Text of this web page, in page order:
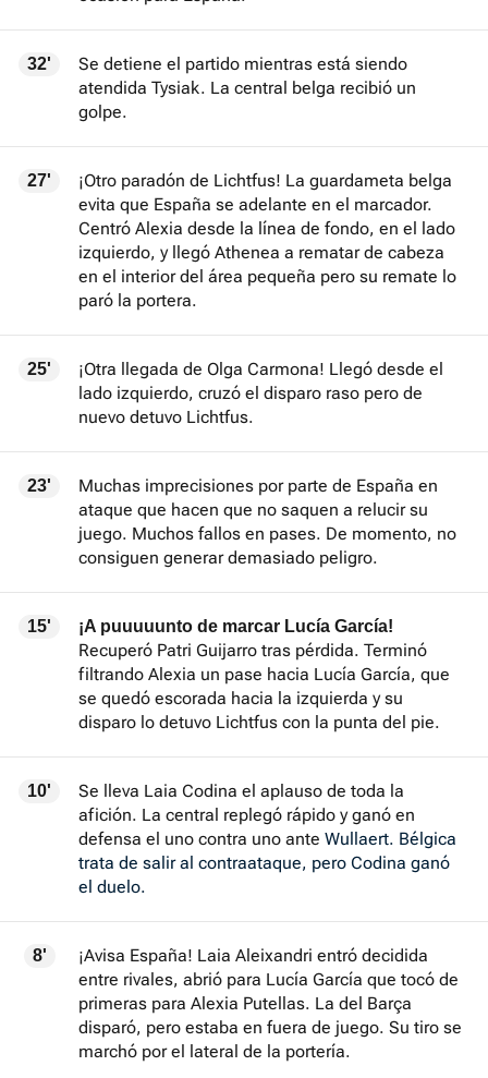
32'
Se detiene el partido mientras está siendo
atendida Tysiak. La central belga recibió un
golpe.
27'
¡Otro paradón de Lichtfus! La guardameta belga
evita que España se adelante en el marcador.
Centró Alexia desde la línea de fondo, en el lado
izquierdo, y llegó Athenea a rematar de cabeza
en el interior del área pequeña pero su remate lo
paró la portera.
25'
¡Otra llegada de Olga Carmona! Llegó desde el
lado izquierdo, cruzó el disparo raso pero de
nuevo detuvo Lichtfus.
23'
Muchas imprecisiones por parte de España en
ataque que hacen que no saquen a relucir su
juego. Muchos fallos en pases. De momento, no
consiguen generar demasiado peligro.
15' ¡A puuuuunto de marcar Lucía García!
Recuperó Patri Guijarro tras pérdida. Terminó
filtrando Alexia un pase hacia Lucía García, que
se quedó escorada hacia la izquierda y su
disparo lo detuvo Lichtfus con la punta del pie.
10'
Se lleva Laia Codina el aplauso de toda la
afición. La central replegó rápido y ganó en
defensa el uno contra uno ante Wullaert. Bélgica
trata de salir al contraataque, pero Codina ganó
el duelo.
8'
¡Avisa España! Laia Aleixandri entró decidida
entre rivales, abrió para Lucía García que tocó de
primeras para Alexia Putellas. La del Barça
disparó, pero estaba en fuera de juego. Su tiro se
marchó por el lateral de la portería.